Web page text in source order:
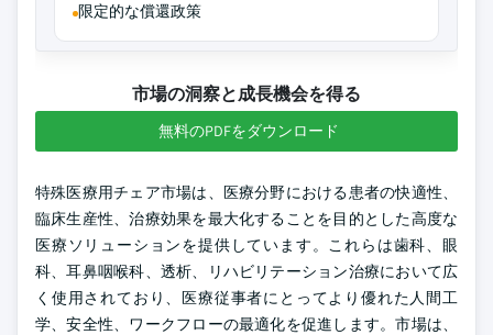
限定的な償還政策
市場の洞察と成長機会を得る
無料のPDFをダウンロード
特殊医療用チェア市場は、医療分野における患者の快適性、
臨床生産性、治療効果を最大化することを目的とした高度な
医療ソリューションを提供しています。これらは歯科、眼
科、耳鼻咽喉科、透析、リハビリテーション治療において広
く使用されており、医療従事者にとってより優れた人間工
学、安全性、ワークフローの最適化を促進します。市場は、